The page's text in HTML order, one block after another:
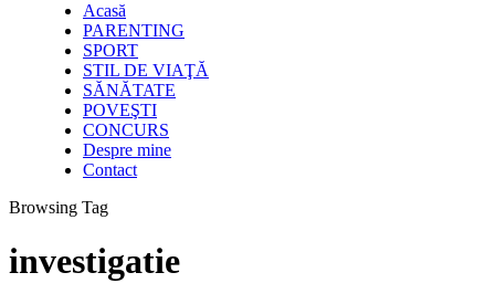
Acasă
PARENTING
SPORT
STIL DE VIAŢĂ
SĂNĂTATE
POVEŞTI
CONCURS
Despre mine
Contact
Browsing Tag
investigatie